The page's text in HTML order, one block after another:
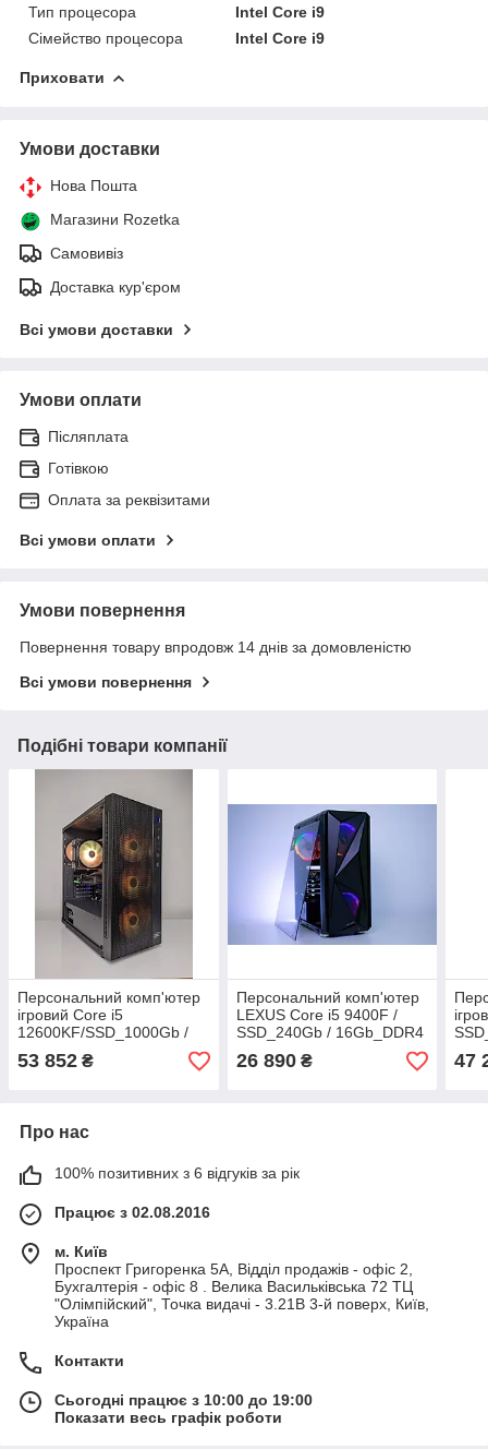
Тип процесора
Intel Core i9
Сімейство процесора
Intel Core i9
Приховати
Умови доставки
Нова Пошта
Магазини Rozetka
Самовивіз
Доставка кур'єром
Всі умови доставки
Умови оплати
Післяплата
Готівкою
Оплата за реквізитами
Всі умови оплати
Умови повернення
Повернення товару впродовж 14 днів за домовленістю
Всі умови повернення
Подібні товари компанії
Персональний комп'ютер
ігровий Core i5
12600KF/SSD_1000Gb /
32 Gb_DDR5 / 1000Gb /
RTX3060_12Gb_DDR6
53 852 ₴
Персональний комп'ютер
LEXUS Core i5 9400F /
SSD_240Gb / 16Gb_DDR4
/ 1000Gb /
RTX2060_6Gb_DDR5
26 890₴ 47
Про нас
100% позитивних з 6 відгуків за рік
Працює з 02.08.2016
м. Київ
Проспект Григоренка 5А, Відділ продажів - офіс 2,
Бухгалтерія - офіс 8 . Велика Васильківська 72 ТЦ
"Олімпійский", Точка видачі - 3.21В 3-й поверх, Київ,
Україна
Контакти
Сьогодні працює з 10:00 до 19:00
Показати весь графік роботи